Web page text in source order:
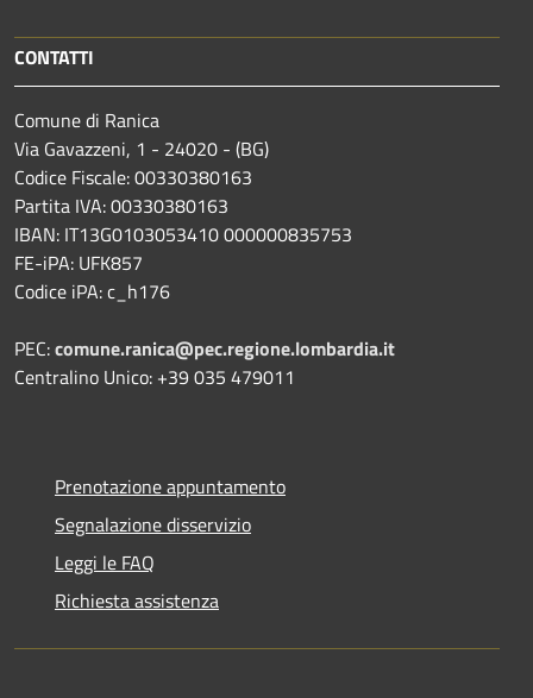
CONTATTI
Comune di Ranica
Via Gavazzeni, 1 - 24020 - (BG)
Codice Fiscale: 00330380163
Partita IVA: 00330380163
IBAN: IT13G0103053410 000000835753
FE-iPA: UFK857
Codice iPA: c_h176
PEC:comune.ranica@pec.regione.lombardia.it
Centralino Unico: +39 035 479011
Prenotazione appuntamento
Segnalazione disservizio
Leggi le FAQ
Richiesta assistenza